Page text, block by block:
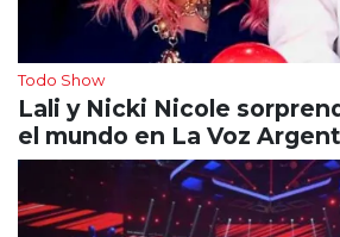
Todo Show
Lali y Nicki Nicole
el mundo en La Voz